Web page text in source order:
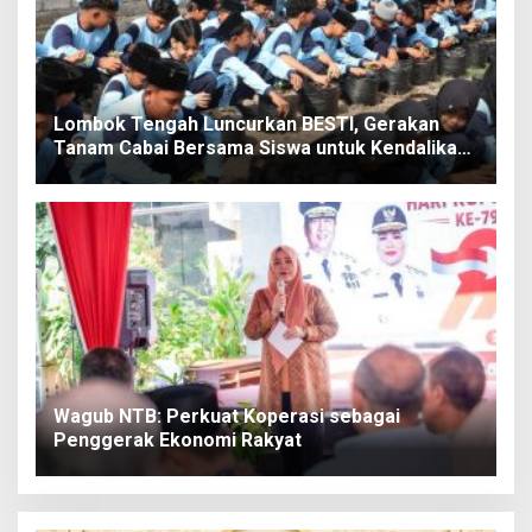
Lombok Tengah Luncurkan BESTI, Gerakan
Tanam Cabai Bersama Siswa untuk Kendalikan
Inflasi
Wagub NTB: Perkuat Koperasi sebagai
Penggerak Ekonomi Rakyat